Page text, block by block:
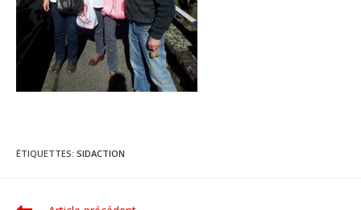
ÉTIQUETTES: SIDACTION